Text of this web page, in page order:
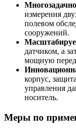
измерения
полевом
сооружений.
датчиком, а
мощную
корпус,
управления
носитель.
Меры по